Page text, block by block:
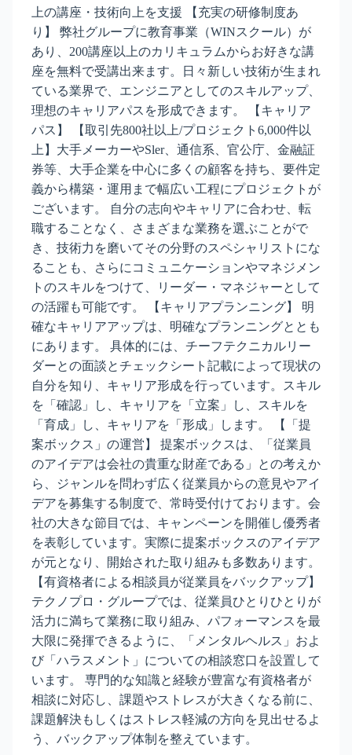
上の講座・技術向上を支援 【充実の研修制度あ
り】 弊社グループに教育事業（WINスクール）が
あり、200講座以上のカリキュラムからお好きな講
座を無料で受講出来ます。日々新しい技術が生まれ
ている業界で、エンジニアとしてのスキルアップ、
理想のキャリアパスを形成できます。 【キャリア
パス】 【取引先800社以上/プロジェクト6,000件以
上】大手メーカーやSler、通信系、官公庁、金融証
券等、大手企業を中心に多くの顧客を持ち、要件定
義から構築・運用まで幅広い工程にプロジェクトが
ございます。 自分の志向やキャリアに合わせ、転
職することなく、さまざまな業務を選ぶことがで
き、技術力を磨いてその分野のスペシャリストにな
ることも、さらにコミュニケーションやマネジメン
トのスキルをつけて、リーダー・マネジャーとして
の活躍も可能です。 【キャリアプランニング】 明
確なキャリアアップは、明確なプランニングととも
にあります。 具体的には、チーフテクニカルリー
ダーとの面談とチェックシート記載によって現状の
自分を知り、キャリア形成を行っています。スキル
を「確認」し、キャリアを「立案」し、スキルを
「育成」し、キャリアを「形成」します。 【「提
案ボックス」の運営】 提案ボックスは、「従業員
のアイデアは会社の貴重な財産である」との考えか
ら、ジャンルを問わず広く従業員からの意見やアイ
デアを募集する制度で、常時受付けております。会
社の大きな節目では、キャンペーンを開催し優秀者
を表彰しています。実際に提案ボックスのアイデア
が元となり、開始された取り組みも多数あります。
【有資格者による相談員が従業員をバックアップ】
テクノプロ・グループでは、従業員ひとりひとりが
活力に満ちて業務に取り組み、パフォーマンスを最
大限に発揮できるように、「メンタルヘルス」およ
び「ハラスメント」についての相談窓口を設置して
います。 専門的な知識と経験が豊富な有資格者が
相談に対応し、課題やストレスが大きくなる前に、
課題解決もしくはストレス軽減の方向を見出せるよ
う、バックアップ体制を整えています。